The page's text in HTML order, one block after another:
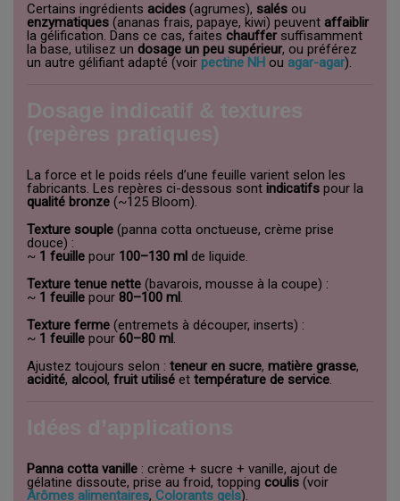
Certains ingrédients acides (agrumes), salés ou
enzymatiques (ananas frais, papaye, kiwi) peuvent affaiblir
la gélification. Dans ce cas, faites chauffersuffisamment
la base, utilisez un dosage un peu supérieur, ou préférez
un autre gélifiant adapté (voir pectine NH ou agar-agar).
La force et le poids réels d’une feuille varient selon les
fabricants. Les repères ci-dessous sont indicatifs pour la
qualité bronze (~125 Bloom).
Texture souple (panna cotta onctueuse, crème prise
douce) :
~ 1 feuille pour 100–130 ml de liquide.
Texture tenue nette (bavarois, mousse à la coupe) :
~ 1 feuille pour 80–100 ml.
Texture ferme (entremets à découper, inserts) :
~ 1 feuille pour 60–80 ml.
Ajustez toujours selon : teneur en sucre, matière grasse,
acidité, alcool, fruit utilisé et température de service.
Panna cotta vanille : crème + sucre + vanille, ajout de
gélatine dissoute, prise au froid, topping coulis (voir
Arômes alimentaires, Colorants gels).